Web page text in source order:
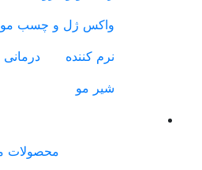
واکس ژل و چسب مو
نرم کننده
درمانی
شیر مو
محصولات